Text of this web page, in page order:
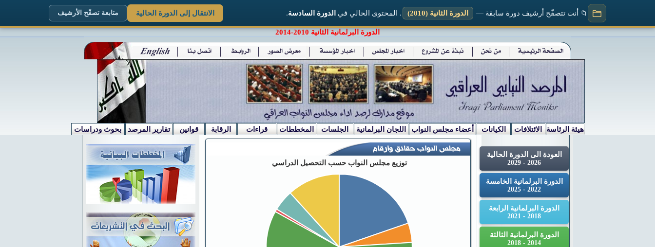
📁 أنت تتصفّح أرشيف دورة سابقة — الدورة الثانية (2010) . المحتوى الحالي في الدورة السادسة. الانتقال إلى الدورة الحالية متابعة تصفّح الأرشيف
الدورة البرلمانية الثانية 2010-2014
هيئة الرئاسة الائتلافات الكيانات أعضاء مجلس النواب اللجان البرلمانية الجلسات المخططات قراءات الرقابة قوانين تقارير المرصد بحوث ودراسات
العودة الى الدورة الحالية
2026 - 2029
الدورة البرلمانية الخامسة
2022 - 2025
الدورة البرلمانية الرابعة
2018 - 2021
الدورة البرلمانية الثالثة
2014 - 2018